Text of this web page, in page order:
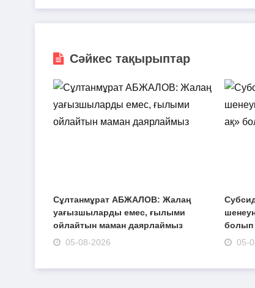
Сәйкес тақырыптар
Сұлтанмұрат АБЖАЛОВ: Жалаң
уағызшыларды емес, ғылыми
ойлайтын маман даярлаймыз
05-08-2026
05-